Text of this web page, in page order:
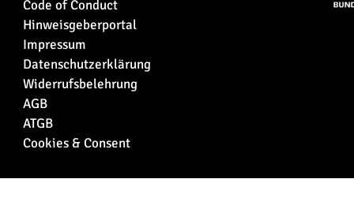
Code of Conduct
Hinweisgeberportal
Impressum
Datenschutzerklärung
Widerrufsbelehrung
AGB
ATGB
Cookies & Consent